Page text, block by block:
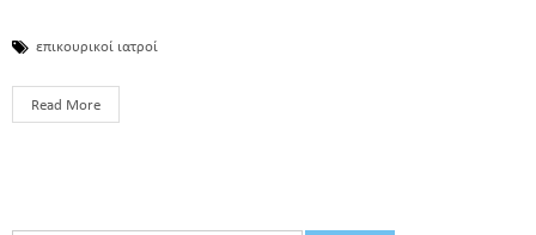
επικουρικοί ιατροί
Read More